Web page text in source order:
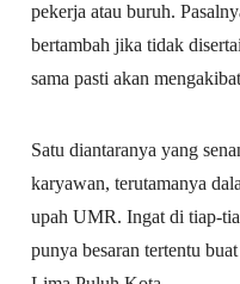
pekerja atau buruh.
bertambah jika tidak
sama pasti akan
Satu diantaranya yang
karyawan, terutamanya
upah UMR. Ingat di tiap-
punya besaran tertentu